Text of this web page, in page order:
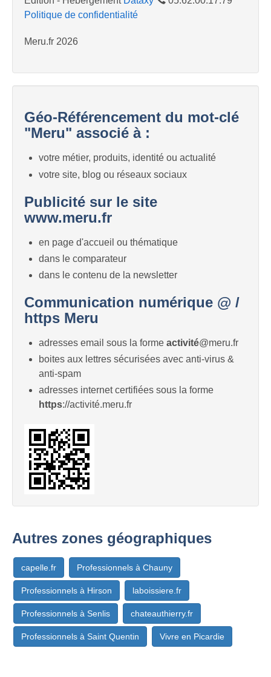
Politique de confidentialité
Meru.fr 2026
Géo-Référencement du mot-clé
"Meru" associé à :
votre métier, produits, identité ou actualité
votre site, blog ou réseaux sociaux
Publicité sur le site
www.meru.fr
en page d'accueil ou thématique
dans le comparateur
dans le contenu de la newsletter
Communication numérique @ /
https Meru
adresses email sous la forme activité@meru.fr
boites aux lettres sécurisées avec anti-virus &
anti-spam
adresses internet certifiées sous la forme
https://activité.meru.fr
Autres zones géographiques
capelle.fr Professionnels à Chauny
Professionnels à Hirson laboissiere.fr
Professionnels à Senlis chateauthierry.fr
Professionnels à Saint Quentin Vivre en Picardie